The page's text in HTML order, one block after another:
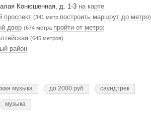
Конюшенная, д. 1-3 на карте
проспект (341 метр построить маршрут до метро)
двор (674 метра пройти от метро)
(645 метров)
район
музыка до 2000 руб саундтрек
музыка